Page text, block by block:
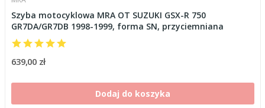
Szyba motocyklowa MRA OT SUZUKI GSX-R 750
GR7DA/GR7DB 1998-1999, forma SN, przyciemniana
639,00 zł
Dodaj do koszyka